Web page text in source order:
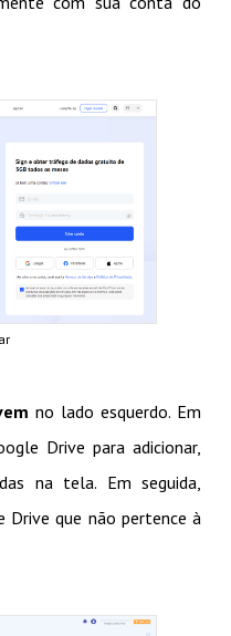
no lado esquerdo. Em
Drive para adicionar,
na tela. Em seguida,
que não pertence à